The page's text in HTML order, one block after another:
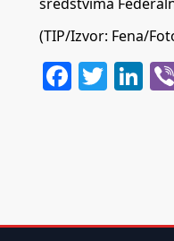
(TIP/Izvor: Fena/